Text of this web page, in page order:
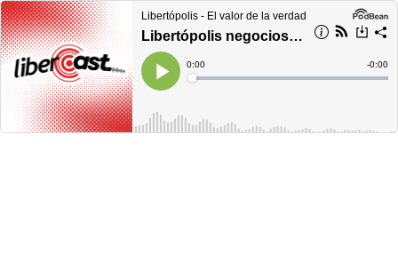
Libertópolis - El valor de la verdad
Libertópolis negocios, jueves 28 de septiembre del 2023
Play
Current
Time
0:00
Loaded:
Time
-0:00